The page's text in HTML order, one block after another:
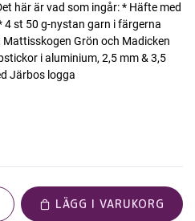
här är vad som ingår: * Häfte med
st 50 g-nystan garn i färgerna
Grön och Madicken
i aluminium, 2,5 mm & 3,5
Järbos logga
LÄGG I VARUKORG